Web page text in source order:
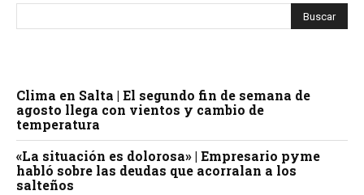
Clima en Salta | El segundo fin de semana de
agosto llega con vientos y cambio de
temperatura
«La situación es dolorosa» | Empresario pyme
habló sobre las deudas que acorralan a los
salteños